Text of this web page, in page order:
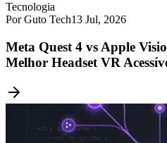
Tecnologia
Por Guto Tech13 Jul, 2026
Meta Quest 4 vs Apple
Melhor Headset VR